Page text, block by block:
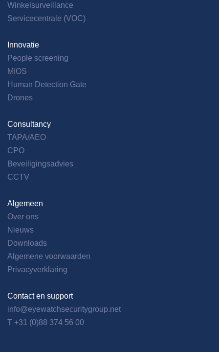
Winkelsurveillance
Servicecentrale (VOC)
Innovatie
People screening
MIOS
Human Detection Gate
Drones
Consultancy
TAPA/AEO
CPO
Beveiligingsadvies
CCTV
Algemeen
Over ons
Nieuws
Downloads
Algemene voorwaarden
Privacyverklaring
Contact en support
info@eyewatchsecuritygroup.net
T +31 (0)88 374 56 00